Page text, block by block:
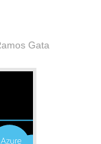
Gata